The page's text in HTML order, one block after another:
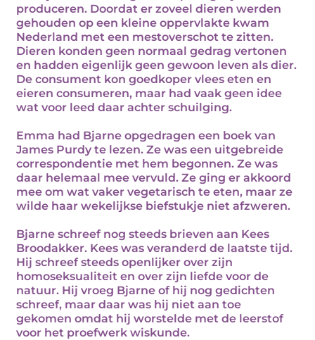
produceren. Doordat er zoveel dieren werden
gehouden op een kleine oppervlakte kwam
Nederland met een mestoverschot te zitten.
Dieren konden geen normaal gedrag vertonen
en hadden eigenlijk geen gewoon leven als dier.
De consument kon goedkoper vlees eten en
eieren consumeren, maar had vaak geen idee
wat voor leed daar achter schuilging.
Emma had Bjarne opgedragen een boek van
James Purdy te lezen. Ze was een uitgebreide
correspondentie met hem begonnen. Ze was
daar helemaal mee vervuld. Ze ging er akkoord
mee om wat vaker vegetarisch te eten, maar ze
wilde haar wekelijkse biefstukje niet afzweren.
Bjarne schreef nog steeds brieven aan Kees
Broodakker. Kees was veranderd de laatste tijd.
Hij schreef steeds openlijker over zijn
homoseksualiteit en over zijn liefde voor de
natuur. Hij vroeg Bjarne of hij nog gedichten
schreef, maar daar was hij niet aan toe
gekomen omdat hij worstelde met de leerstof
voor het proefwerk wiskunde.